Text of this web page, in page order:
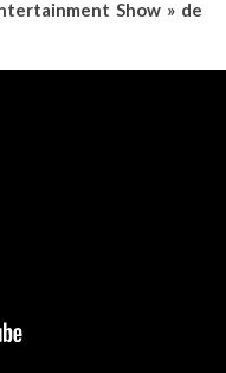
Show » de